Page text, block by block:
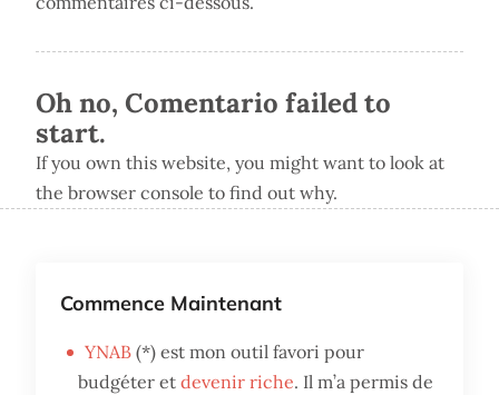
Oh no, Comentario failed to
start.
If you own this website, you might want to look at
the browser console to find out why.
Commence Maintenant
YNAB (*) est mon outil favori pour
budgéter etdevenir riche. Il m’a permis de